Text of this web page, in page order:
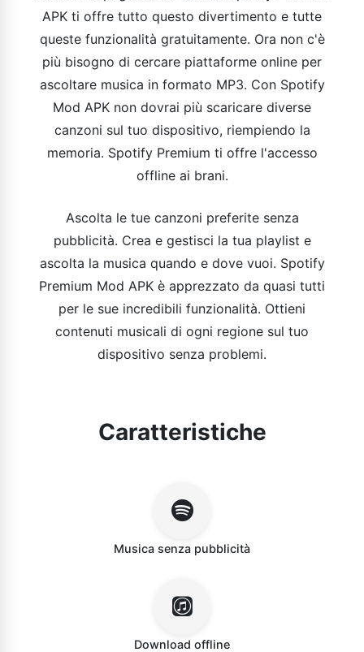
APK ti offre tutto questo divertimento e tutte
queste funzionalità gratuitamente. Ora non c'è
più bisogno di cercare piattaforme online per
ascoltare musica in formato MP3. Con Spotify
Mod APK non dovrai più scaricare diverse
canzoni sul tuo dispositivo, riempiendo la
memoria. Spotify Premium ti offre l'accesso
offline ai brani.
Ascolta le tue canzoni preferite senza
pubblicità. Crea e gestisci la tua playlist e
ascolta la musica quando e dove vuoi. Spotify
Premium Mod APK è apprezzato da quasi tutti
per le sue incredibili funzionalità. Ottieni
contenuti musicali di ogni regione sul tuo
dispositivo senza problemi.
Caratteristiche
Musica senza pubblicità
Download offline